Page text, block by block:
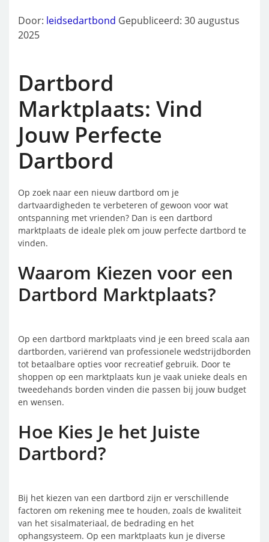
Door: leidsedartbond Gepubliceerd: 30 augustus
2025
Dartbord
Marktplaats: Vind
Jouw Perfecte
Dartbord
Op zoek naar een nieuw dartbord om je
dartvaardigheden te verbeteren of gewoon voor wat
ontspanning met vrienden? Dan is een dartbord
marktplaats de ideale plek om jouw perfecte dartbord te
vinden.
Waarom Kiezen voor een
Dartbord Marktplaats?
Op een dartbord marktplaats vind je een breed scala aan
dartborden, variërend van professionele wedstrijdborden
tot betaalbare opties voor recreatief gebruik. Door te
shoppen op een marktplaats kun je vaak unieke deals en
tweedehands borden vinden die passen bij jouw budget
en wensen.
Hoe Kies Je het Juiste
Dartbord?
Bij het kiezen van een dartbord zijn er verschillende
factoren om rekening mee te houden, zoals de kwaliteit
van het sisalmateriaal, de bedrading en het
ophangsysteem. Op een marktplaats kun je diverse